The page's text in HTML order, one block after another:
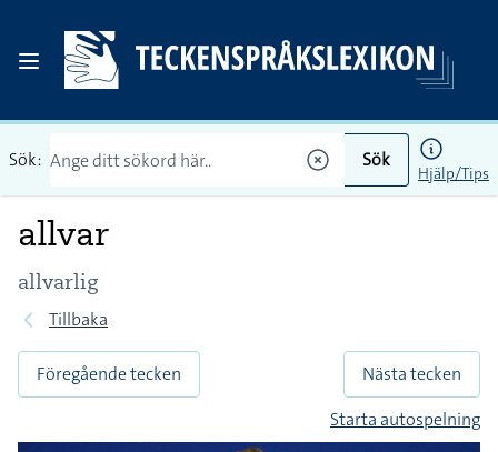
Sök: Sök
Hjälp/Tips
allvar
allvarlig
Tillbaka
Föregående tecken
Nästa tecken
Starta autospelning